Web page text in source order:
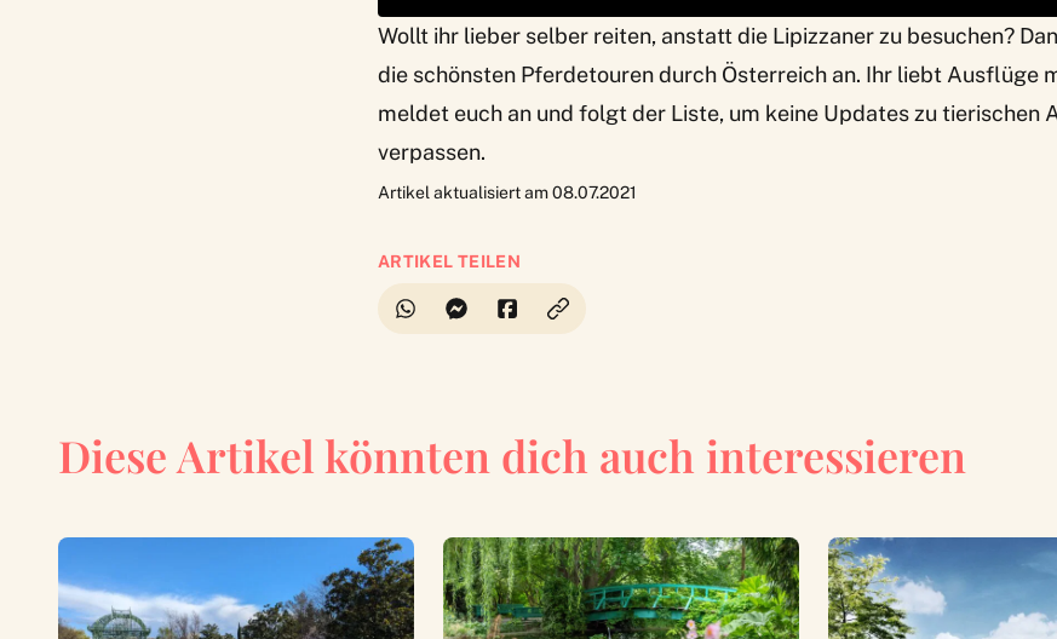
Wollt ihr lieber selber reiten, anstatt die Lipizzaner zu besuchen?
die schönsten Pferdetouren durch Österreich an. Ihr liebt Ausflüge
meldet euch an und folgt der Liste, um keine Updates zu tierischen
verpassen.
Artikel aktualisiert am 08.07.2021
ARTIKEL TEILEN
Diese Artikel könnten dich auch interessieren